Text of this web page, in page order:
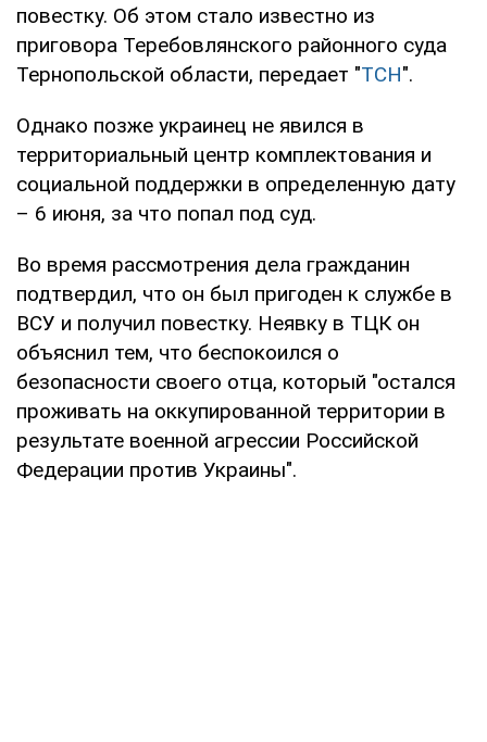
повестку. Об этом стало известно из
приговора Теребовлянского районного суда
Тернопольской области, передает "ТСН".
Однако позже украинец не явился в
территориальный центр комплектования и
социальной поддержки в определенную дату
– 6 июня, за что попал под суд.
Во время рассмотрения дела гражданин
подтвердил, что он был пригоден к службе в
ВСУ и получил повестку. Неявку в ТЦК он
объяснил тем, что беспокоился о
безопасности своего отца, который "остался
проживать на оккупированной территории в
результате военной агрессии Российской
Федерации против Украины".